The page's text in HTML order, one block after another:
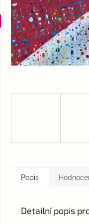
Popis
Detailní popis